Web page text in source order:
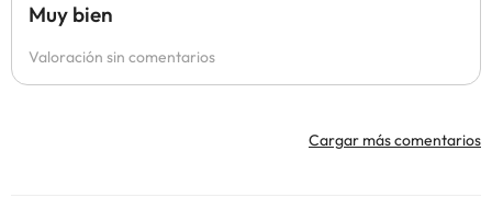
Muy bien
Valoración sin comentarios
Cargar más comentarios